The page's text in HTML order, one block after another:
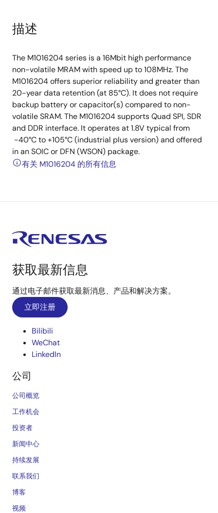
描述
The M1016204 series is a 16Mbit high performance
non-volatile MRAM with speed up to 108MHz. The
M1016204 offers superior reliability and greater than
20-year data retention (at 85°C). It does not require
backup battery or capacitor(s) compared to non-
volatile SRAM. The M1016204 supports Quad SPI, SDR
and DDR interface. It operates at 1.8V typical from
-40°C to +105°C (industrial plus version) and offered
in an SOIC or DFN (WSON) package.
有关 M1016204 的所有信息
获取最新信息
通过电子邮件获取最新消息、产品和解决方案。
立即注册
Bilibili
WeChat
LinkedIn
公司
公司概览
工作机会
投资者
新闻中心
持续发展
联系我们
博客
视频